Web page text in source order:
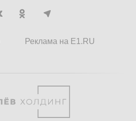
Реклама на E1.RU